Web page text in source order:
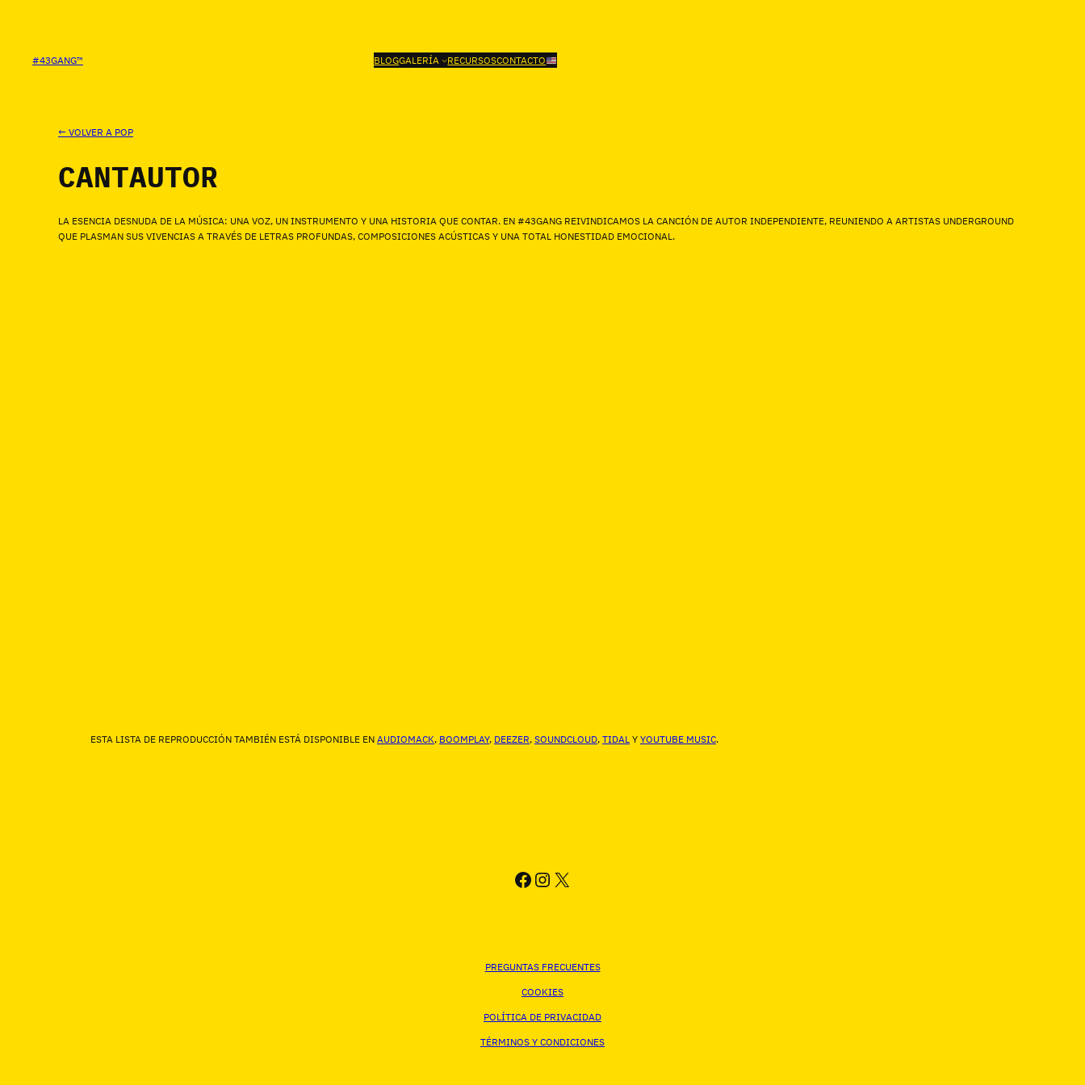
#43GANG™
BLOGGALERÍA RECURSOSCONTACTO
← VOLVER A POP
CANTAUTOR
LA ESENCIA DESNUDA DE LA MÚSICA: UNA VOZ, UN INSTRUMENTO Y UNA HISTORIA QUE CONTAR. EN #43GANG REIVINDICAMOS LA CANCIÓN DE AUTOR INDEPENDIENTE, REUNIENDO A ARTISTAS UNDERGROUND
QUE PLASMAN SUS VIVENCIAS A TRAVÉS DE LETRAS PROFUNDAS, COMPOSICIONES ACÚSTICAS Y UNA TOTAL HONESTIDAD EMOCIONAL.
ESTA LISTA DE REPRODUCCIÓN TAMBIÉN ESTÁ DISPONIBLE EN AUDIOMACK, BOOMPLAY, DEEZER, SOUNDCLOUD, TIDAL Y YOUTUBE MUSIC.
FACEBOOK
INSTAGRAM
X
PREGUNTAS FRECUENTES
COOKIES
POLÍTICA DE PRIVACIDAD
TÉRMINOS Y CONDICIONES